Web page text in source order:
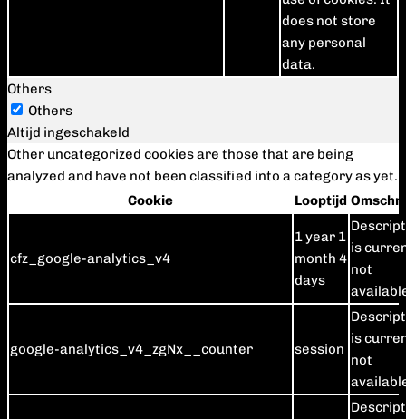
does not store
any personal
data.
Others
Others
Altijd ingeschakeld
Other uncategorized cookies are those that are being
analyzed and have not been classified into a category as yet.
Cookie
Looptijd
cfz_google-analytics_v4
1 year 1
month 4
days
is
not
google-analytics_v4_zgNx__counter session
is
not